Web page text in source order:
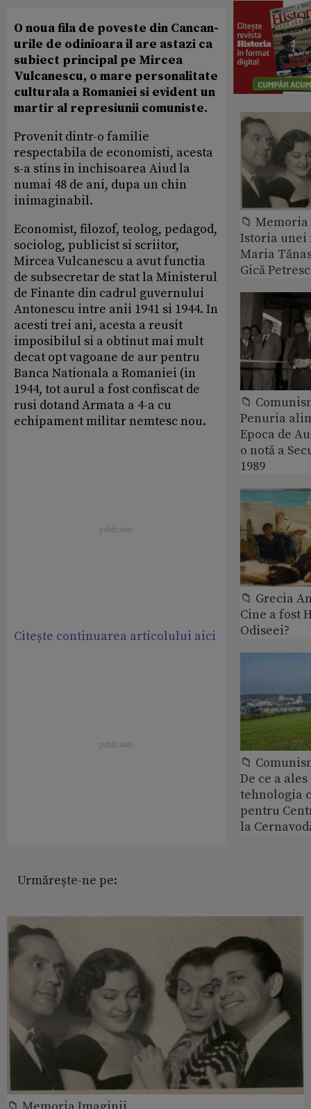
O noua fila de poveste din Cancan-
urile de odinioara il are astazi ca
subiect principal pe Mircea
Vulcanescu, o mare personalitate
culturala a Romaniei si evident un
martir al represiunii comuniste.
Provenit dintr-o familie
respectabila de economisti, acesta
s-a stins in inchisoarea Aiud la
numai 48 de ani, dupa un chin
inimaginabil.
Economist, filozof, teolog, pedagod,
sociolog, publicist si scriitor,
Mircea Vulcanescu a avut functia
de subsecretar de stat la Ministerul
de Finante din cadrul guvernului
Antonescu intre anii 1941 si 1944. In
acesti trei ani, acesta a reusit
imposibilul si a obtinut mai mult
decat opt vagoane de aur pentru
Banca Nationala a Romaniei (in
1944, tot aurul a fost confiscat de
rusi dotand Armata a 4-a cu
echipament militar nemtesc nou.
Citește continuarea articolului aici
Urmărește-ne pe:
📁
Istoria
Maria
Gică
📁
Penuria
Epoca de
o notă a
1989
📁 Grecia
Cine a fost
Odiseei?
📁
De ce a
tehnologia
pentru
la